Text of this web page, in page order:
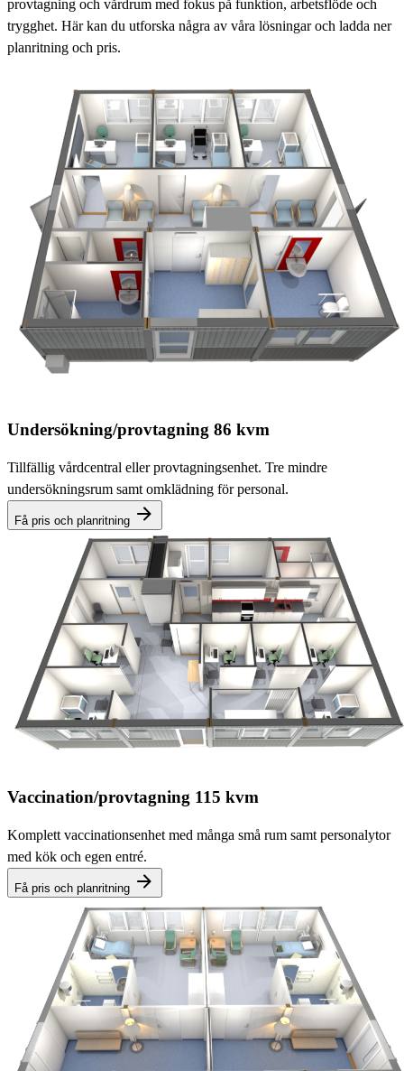
provtagning och vårdrum med fokus på funktion, arbetsflöde och
trygghet. Här kan du utforska några av våra lösningar och ladda ner
planritning och pris.
Undersökning/provtagning 86 kvm
Tillfällig vårdcentral eller provtagningsenhet. Tre mindre
undersökningsrum samt omklädning för personal.
Få pris och planritning
Vaccination/provtagning 115 kvm
Komplett vaccinationsenhet med många små rum samt personalytor
med kök och egen entré.
Få pris och planritning